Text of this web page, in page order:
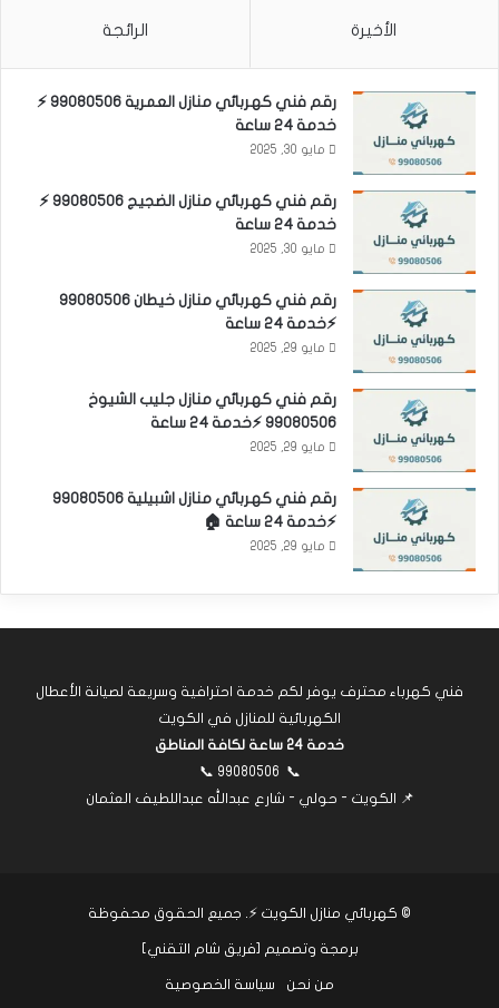
الأخيرة الرائجة
رقم فني كهربائي منازل العمرية 99080506 ⚡
خدمة 24 ساعة
مايو 30, 2025
رقم فني كهربائي منازل الضجيج 99080506 ⚡
خدمة 24 ساعة
مايو 30, 2025
رقم فني كهربائي منازل خيطان 99080506
⚡خدمة 24 ساعة
مايو 29, 2025
رقم فني كهربائي منازل جليب الشيوخ
99080506 ⚡خدمة 24 ساعة
مايو 29, 2025
رقم فني كهربائي منازل اشبيلية 99080506
⚡خدمة 24 ساعة 🏠
مايو 29, 2025
فني كهرباء محترف يوفر لكم خدمة احترافية وسريعة لصيانة الأعطال
الكهربائية للمنازل في الكويت
خدمة 24 ساعة لكافة المناطق
📞
99080506
📞
📌 الكويت - حولي - شارع عبدالله عبداللطيف العثمان
© كهربائي منازل الكويت ⚡. جميع الحقوق محفوظة
برمجة وتصميم [فريق شام التقني]
من نحن سياسة الخصوصية